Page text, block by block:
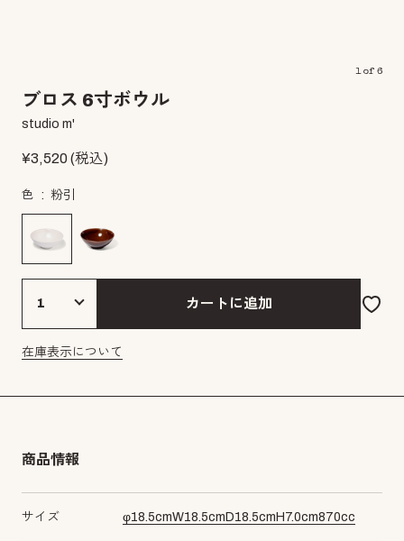
1of 6
ブロス 6寸ボウル
studio m'
¥3,520(税込)
色 粉引
カートに追加
在庫表示について
商品情報
サイズ φ18.5cmW18.5cm D18.5cm H 7.0cm870cc